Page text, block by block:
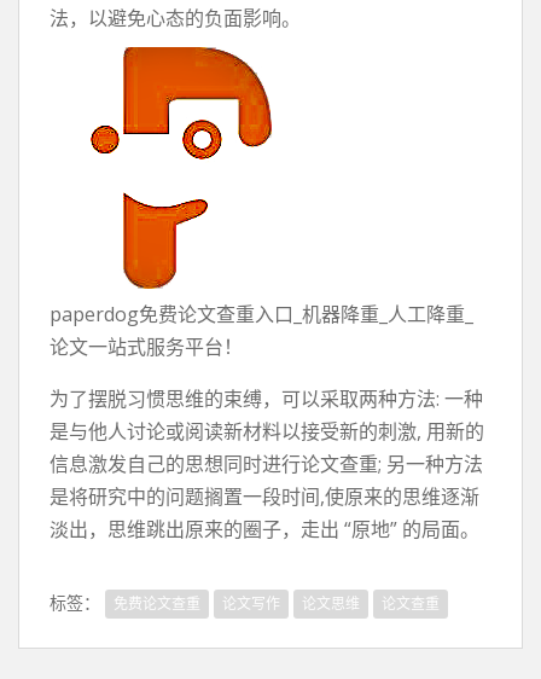
法，以避免心态的负面影响。
paperdog免费论文查重入口_机器降重_人工降重_
论文一站式服务平台！
为了摆脱习惯思维的束缚，可以采取两种方法: 一种
是与他人讨论或阅读新材料以接受新的刺激, 用新的
信息激发自己的思想同时进行论文查重; 另一种方法
是将研究中的问题搁置一段时间,使原来的思维逐渐
淡出，思维跳出原来的圈子，走出 “原地” 的局面。
标签： 免费论文查重 论文写作 论文思维 论文查重